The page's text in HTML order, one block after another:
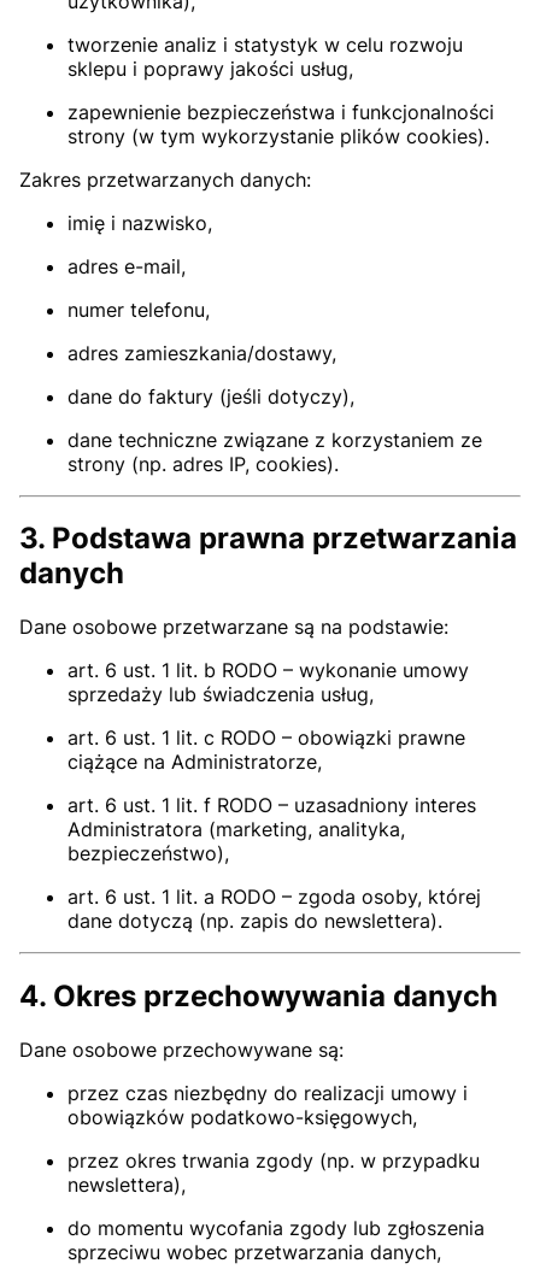
tworzenie analiz i statystyk w celu rozwoju
sklepu i poprawy jakości usług,
zapewnienie bezpieczeństwa i funkcjonalności
strony (w tym wykorzystanie plików cookies).
Zakres przetwarzanych danych:
imię i nazwisko,
adres e-mail,
numer telefonu,
adres zamieszkania/dostawy,
dane do faktury (jeśli dotyczy),
dane techniczne związane z korzystaniem ze
strony (np. adres IP, cookies).
3. Podstawa prawna przetwarzania
danych
Dane osobowe przetwarzane są na podstawie:
art. 6 ust. 1 lit. b RODO – wykonanie umowy
sprzedaży lub świadczenia usług,
art. 6 ust. 1 lit. c RODO – obowiązki prawne
ciążące na Administratorze,
art. 6 ust. 1 lit. f RODO – uzasadniony interes
Administratora (marketing, analityka,
bezpieczeństwo),
art. 6 ust. 1 lit. a RODO – zgoda osoby, której
dane dotyczą (np. zapis do newslettera).
4. Okres przechowywania danych
Dane osobowe przechowywane są:
przez czas niezbędny do realizacji umowy i
obowiązków podatkowo-księgowych,
przez okres trwania zgody (np. w przypadku
newslettera),
do momentu wycofania zgody lub zgłoszenia
sprzeciwu wobec przetwarzania danych,